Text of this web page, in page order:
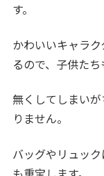
す。
かわいいキャラ
るので、子供たち
無くしてしまい
りません。
バッグやリュッ